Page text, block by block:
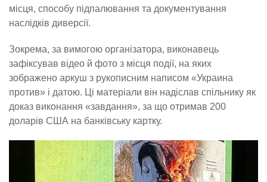
місця, способу підпалювання та документування
наслідків диверсії.
Зокрема, за вимогою організатора, виконавець
зафіксував відео й фото з місця події, на яких
зображено аркуш з рукописним написом «Украина
против» і датою. Ці матеріали він надіслав спільнику як
доказ виконання «завдання», за що отримав 200
доларів США на банківську картку.